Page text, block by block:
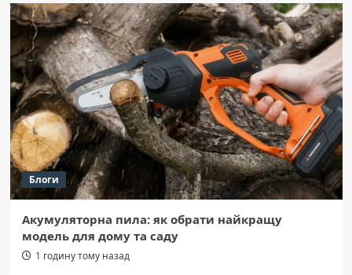
Блоги
Акумуляторна пила: як обрати найкращу
модель для дому та саду
1 годину тому назад